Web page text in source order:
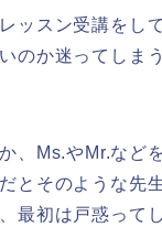
ッスン受講をし
のか迷ってしま
、Ms.やMr.など
とそのような先
最初は戸惑って